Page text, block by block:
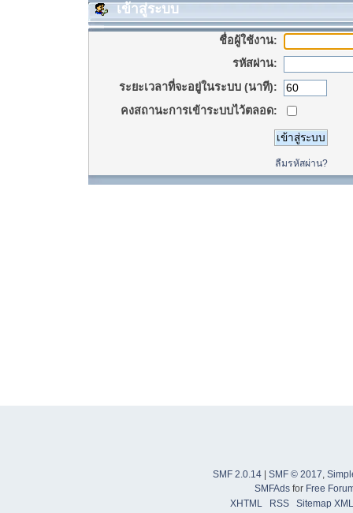
เข้าสู่ระบบ
ชื่อผู้ใช้งาน:
รหัสผ่าน:
ระยะเวลาที่จะอยู่ในระบบ (นาที):
คงสถานะการเข้าระบบไว้ตลอด:
ลืมรหัสผ่าน?
SMF 2.0.14 SMF © 2017,
SMFAdsfor Free
XHTML
RSS Sitemap XML